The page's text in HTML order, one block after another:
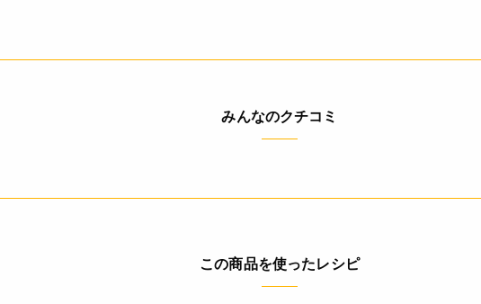
* 解凍後の再凍結はお避け下さい。
◆加熱調理の必要性 加熱してお召し上がりください。
<冷凍ピザ生地を使った基本のピザ>
みんなのクチコミ
この商品を使ったレシピ